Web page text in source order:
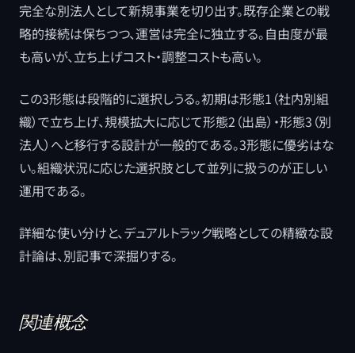
完全な別法人として新規事業を切り出す。既存企業との戦
略的接続は保ちつつ、運営は完全に独立する。自由度が最
も高いが、立ち上げコスト・調整コストも高い。
この3形態は段階的に選択しうる。初期は形態1（社内別組
織）で立ち上げ、規模拡大に応じて形態2（出島）・形態3（別
法人）へと移行する設計が一般的である。3形態に優劣はな
い。組織状況に応じた選択肢として並列に扱うのが正しい
運用である。
詳細な使い分けと、デュアルトラック戦略としての精緻な設
計論は、別記事で深掘りする。
関連概念